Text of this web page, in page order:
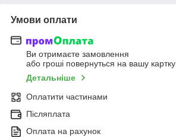
Умови оплати
Ви отримаєте замовлення
або гроші повернуться на вашу картку
Детальніше
Оплатити частинами
Післяплата
Оплата на рахунок